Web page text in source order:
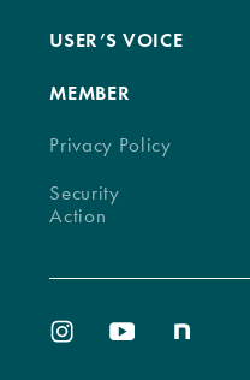
USER’S VOICE
MEMBER
Privacy Policy
Security
Action